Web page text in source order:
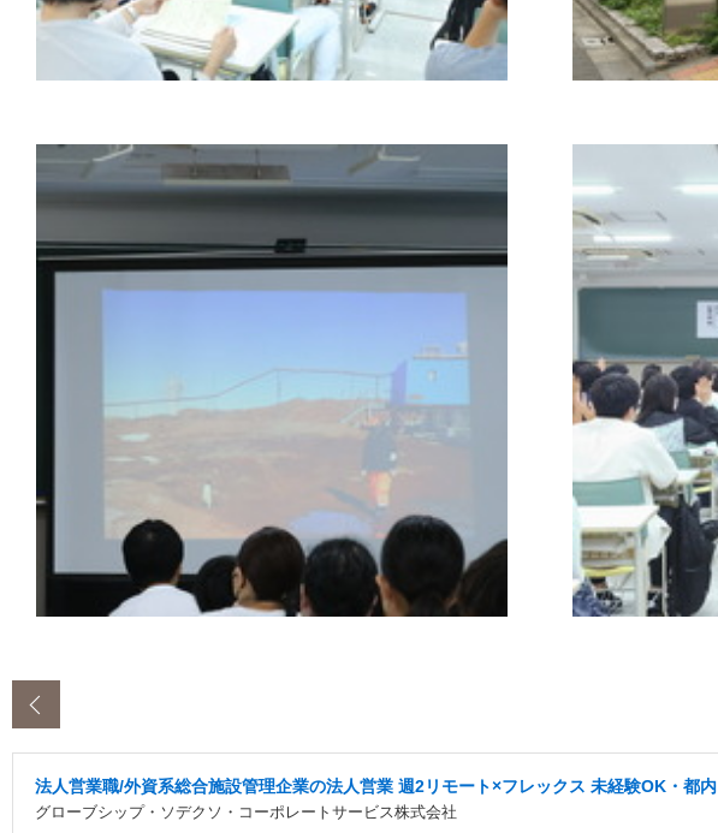
法人営業職/外資系総合施設管理企業の法人営業 週2リモート×フレックス 未経験OK・都内
グローブシップ・ソデクソ・コーポレートサービス株式会社